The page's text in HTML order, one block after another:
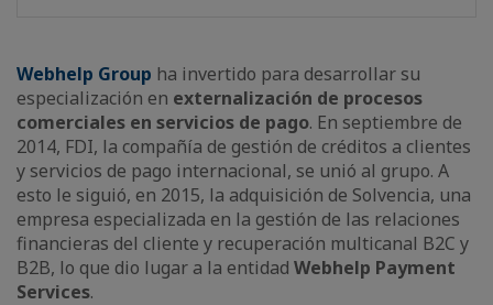
Webhelp Group ha invertido para desarrollar su
especialización en externalización de procesos
comerciales en servicios de pago. En septiembre de
2014, FDI, la compañía de gestión de créditos a clientes
y servicios de pago internacional, se unió al grupo. A
esto le siguió, en 2015, la adquisición de Solvencia, una
empresa especializada en la gestión de las relaciones
financieras del cliente y recuperación multicanal B2C y
B2B, lo que dio lugar a la entidad Webhelp Payment
Services.